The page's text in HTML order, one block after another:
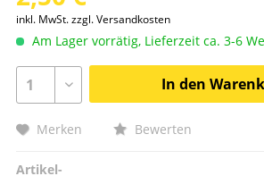
inkl. MwSt.zzgl. Versandkosten
Am Lager vorrätig, Lieferzeit ca. 3-6
In den
Merken Bewerten
Artikel-